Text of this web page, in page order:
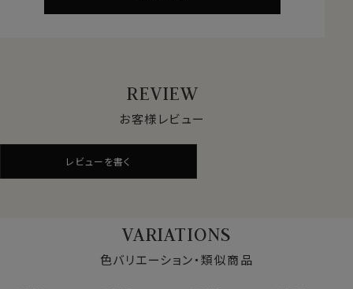
レジメンタル
※スポット商品につき再入荷はございません
※商品により長さに多少の差があります
※1本2750円(税込)+送料
※3本よりどり6600円(税込)・送料無料（3本の場合の
※商品により柄の出方に差があります
REVIEW
お客様レビュー
レビューを書く
VARIATIONS
色バリエーション・類似商品